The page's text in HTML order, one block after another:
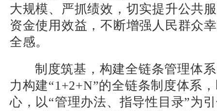
大规模、严抓绩效，切实提升公共
资金使用效益，不断增强人民群众
全感。
制度筑基，构建全链条管理体
力构建“1+2+N”的全链条制度体系
心，以“管理办法、指导性目录”为